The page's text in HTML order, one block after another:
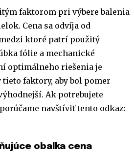
faktorom pri výbere balenia
Cena sa odvíja od
ktoré patrí použitý
fólie a mechanické
optimálneho riešenia je
faktory, aby bol pomer
Ak potrebujete
navštíviť tento odkaz:
obalka cena